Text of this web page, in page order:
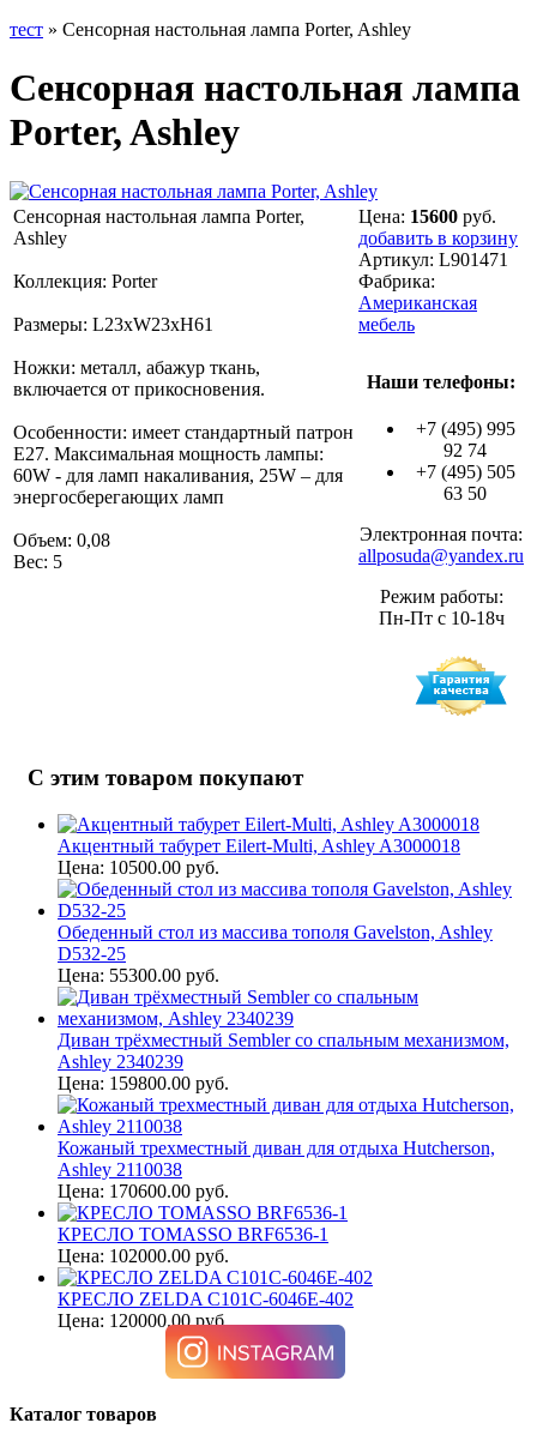
тест » Сенсорная настольная лампа Porter, Ashley
Сенсорная настольная лампа
Porter, Ashley
Сенсорная настольная лампа Porter,
Ashley
Коллекция: Porter
Размеры: L23хW23хH61
Ножки: металл, абажур ткань,
включается от прикосновения.
Особенности: имеет стандартный патрон
Е27. Максимальная мощность лампы:
60W - для ламп накаливания, 25W – для
энергосберегающих ламп
Объем: 0,08
Вес: 5
Цена: 15600 руб.
добавить в корзину
Артикул: L901471
Фабрика:
Американская
мебель
Наши телефоны:
+7 (495) 995
92 74
+7 (495) 505
63 50
Электронная почта:
allposuda@yandex.ru
Режим работы:
Пн-Пт с 10-18ч
С этим товаром покупают
Акцентный табурет Eilert-Multi, Ashley A3000018
Цена: 10500.00 руб.
Обеденный стол из массива тополя Gavelston, Ashley
D532-25
Цена: 55300.00 руб.
Диван трёхместный Sembler со спальным механизмом,
Ashley 2340239
Цена: 159800.00 руб.
Кожаный трехместный диван для отдыха Hutcherson,
Ashley 2110038
Цена: 170600.00 руб.
КРЕСЛО TOMASSO BRF6536-1
Цена: 102000.00 руб.
КРЕСЛО ZELDA C101C-6046E-402
Цена: 120000.00 руб.
Каталог товаров